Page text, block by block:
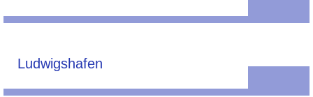
Ludwigshafen